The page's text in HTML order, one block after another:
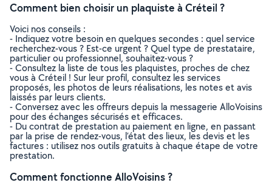
Comment bien choisir un plaquiste à Créteil ?
Voici nos conseils :
- Indiquez votre besoin en quelques secondes : quel service
recherchez-vous ? Est-ce urgent ? Quel type de prestataire,
particulier ou professionnel, souhaitez-vous ?
- Consultez la liste de tous les plaquistes, proches de chez
vous à Créteil ! Sur leur profil, consultez les services
proposés, les photos de leurs réalisations, les notes et avis
laissés par leurs clients.
- Conversez avec les offreurs depuis la messagerie AlloVoisins
pour des échanges sécurisés et efficaces.
- Du contrat de prestation au paiement en ligne, en passant
par la prise de rendez-vous, l’état des lieux, les devis et les
factures : utilisez nos outils gratuits à chaque étape de votre
prestation.
Comment fonctionne AlloVoisins ?